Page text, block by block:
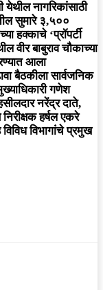
येथील नागरिकांसाठी
सुमारे ३,५००
हक्काचे ‘प्रॉपर्टी
बाबुराव चौकाच्या
आला
बैठकीला सार्वजनिक
गणेश
नरेंद्र दाते,
हर्षल एकरे
विभागांचे प्रमुख